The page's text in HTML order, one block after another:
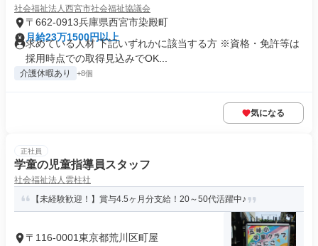
社会福祉法人西宮市社会福祉協議会
〒662-0913兵庫県西宮市染殿町
月給23万1500円以上
求めている人材 下記いずれかに該当する方 ※資格・免許等は
採用時点での取得見込みでOK...
介護休暇あり +8個
気になる
正社員
学童の児童指導員スタッフ
社会福祉法人雲柱社
【未経験歓迎！】賞与4.5ヶ月分支給！20～50代活躍中♪
〒116-0001東京都荒川区町屋